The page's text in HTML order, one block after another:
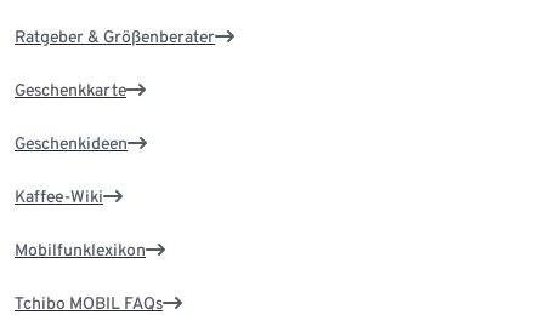
Ratgeber & Größenberater
Geschenkkarte
Geschenkideen
Kaffee-Wiki
Mobilfunklexikon
Tchibo MOBIL FAQs